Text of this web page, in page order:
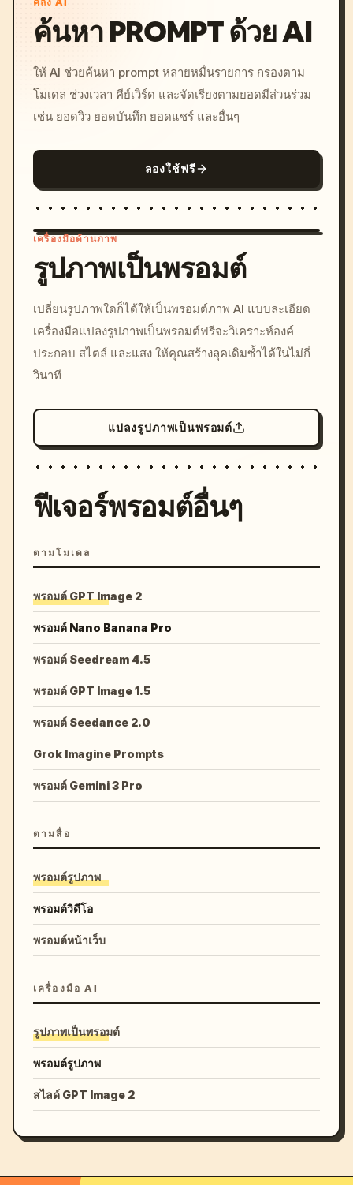
ค้นหา PROMPT ด้วย AI
ให้ AI ช่วยค้นหา prompt หลายหมื่นรายการ กรองตาม
โมเดล ช่วงเวลา คีย์เวิร์ด และจัดเรียงตามยอดมีส่วนร่วม
เช่น ยอดวิว ยอดบันทึก ยอดแชร์ และอื่นๆ
ลองใช้ฟรี
c, cyberpunk sunset, neon
colors, 8k --v 6.0
เครื่องมือด้านภาพ
รูปภาพเป็นพรอมต์
เปลี่ยนรูปภาพใดก็ได้ให้เป็นพรอมต์ภาพ AI แบบละเอียด
เครื่องมือแปลงรูปภาพเป็นพรอมต์ฟรีจะวิเคราะห์องค์
ประกอบ สไตล์ และแสง ให้คุณสร้างลุคเดิมซ้ำได้ในไม่กี่
วินาที
แปลงรูปภาพเป็นพรอมต์
ฟีเจอร์พรอมต์อื่นๆ
ตามโมเดล
พรอมต์ GPT Image 2
พรอมต์ Nano Banana Pro
พรอมต์ Seedream 4.5
พรอมต์ GPT Image 1.5
พรอมต์ Seedance 2.0
Grok Imagine Prompts
พรอมต์ Gemini 3 Pro
ตามสื่อ
พรอมต์รูปภาพ
พรอมต์วิดีโอ
พรอมต์หน้าเว็บ
เครื่องมือ AI
รูปภาพเป็นพรอมต์
พรอมต์รูปภาพ
สไลด์ GPT Image 2